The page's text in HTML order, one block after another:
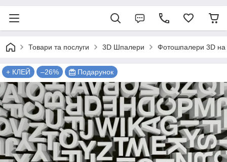
Товари та послуги 3D Шпалери Фотошпалери 3D на
+ КЛЕЙ –26% Подарунок